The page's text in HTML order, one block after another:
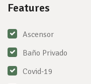
Features
Ascensor
Baño Privado
Covid-19